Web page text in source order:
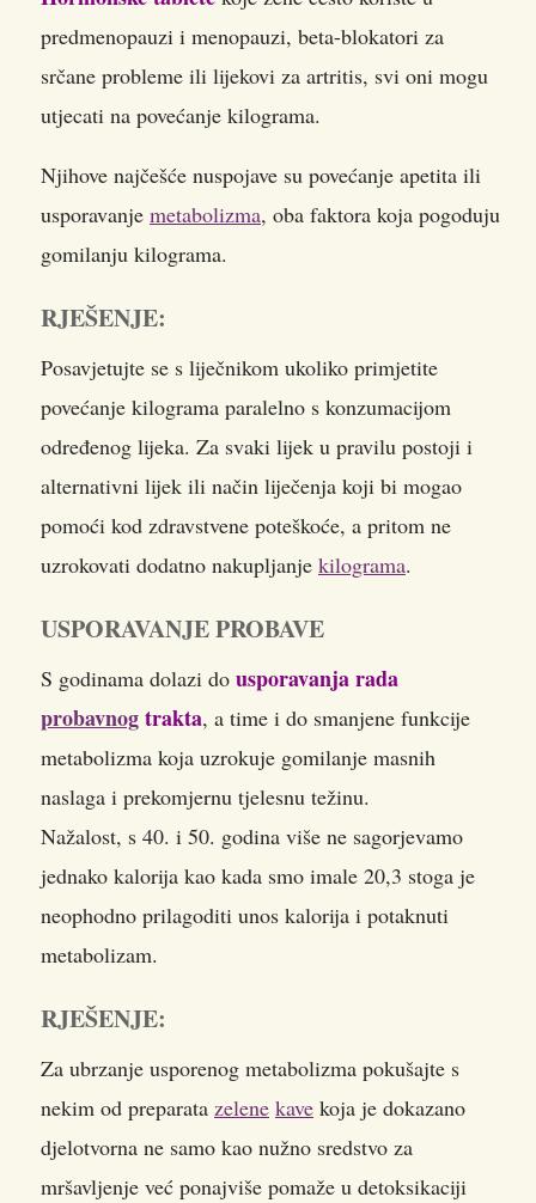
predmenopauzi i menopauzi, beta-blokatori za
srčane probleme ili lijekovi za artritis, svi oni mogu
utjecati na povećanje kilograma.
Njihove najčešće nuspojave su povećanje apetita ili
usporavanje metabolizma, oba faktora koja pogoduju
gomilanju kilograma.
RJEŠENJE:
Posavjetujte se s liječnikom ukoliko primjetite
povećanje kilograma paralelno s konzumacijom
određenog lijeka. Za svaki lijek u pravilu postoji i
alternativni lijek ili način liječenja koji bi mogao
pomoći kod zdravstvene poteškoće, a pritom ne
uzrokovati dodatno nakupljanje kilograma.
USPORAVANJE PROBAVE
S godinama dolazi do usporavanja rada
probavnogtrakta, a time i do smanjene funkcije
metabolizma koja uzrokuje gomilanje masnih
naslaga i prekomjernu tjelesnu težinu.
Nažalost, s 40. i 50. godina više ne sagorjevamo
jednako kalorija kao kada smo imale 20,3 stoga je
neophodno prilagoditi unos kalorija i potaknuti
metabolizam.
RJEŠENJE:
Za ubrzanje usporenog metabolizma pokušajte s
nekim od preparata zelene kave koja je dokazano
djelotvorna ne samo kao nužno sredstvo za
mršavljenje već ponajviše pomaže u detoksikaciji